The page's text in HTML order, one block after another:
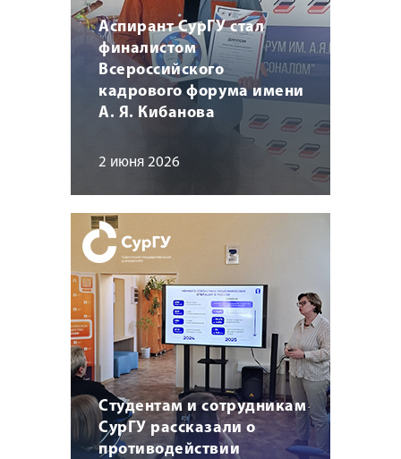
Аспирант СурГУ стал
финалистом
Всероссийского
кадрового форума имени
А. Я. Кибанова
2 июня 2026
Студентам и сотрудникам
СурГУ рассказали о
противодействии